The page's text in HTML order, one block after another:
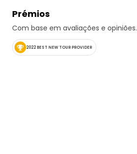
Prémios
Com base em avaliações e opiniões.
2022 BEST NEW TOUR PROVIDER